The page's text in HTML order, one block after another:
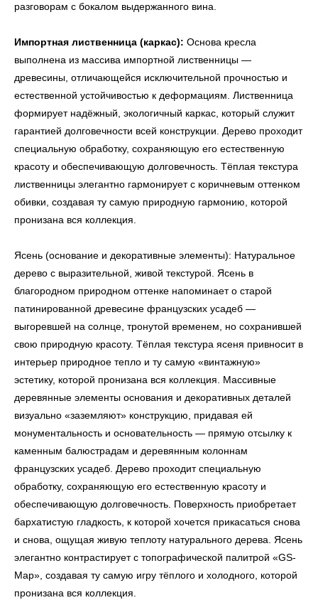
разговорам с бокалом выдержанного вина.
Импортная лиственница (каркас): Основа кресла
выполнена из массива импортной лиственницы —
древесины, отличающейся исключительной прочностью и
естественной устойчивостью к деформациям. Лиственница
формирует надёжный, экологичный каркас, который служит
гарантией долговечности всей конструкции. Дерево проходит
специальную обработку, сохраняющую его естественную
красоту и обеспечивающую долговечность. Тёплая текстура
лиственницы элегантно гармонирует с коричневым оттенком
обивки, создавая ту самую природную гармонию, которой
пронизана вся коллекция.
Ясень (основание и декоративные элементы): Натуральное
дерево с выразительной, живой текстурой. Ясень в
благородном природном оттенке напоминает о старой
патинированной древесине французских усадеб —
выгоревшей на солнце, тронутой временем, но сохранившей
свою природную красоту. Тёплая текстура ясеня привносит в
интерьер природное тепло и ту самую «винтажную»
эстетику, которой пронизана вся коллекция. Массивные
деревянные элементы основания и декоративных деталей
визуально «заземляют» конструкцию, придавая ей
монументальность и основательность — прямую отсылку к
каменным балюстрадам и деревянным колоннам
французских усадеб. Дерево проходит специальную
обработку, сохраняющую его естественную красоту и
обеспечивающую долговечность. Поверхность приобретает
бархатистую гладкость, к которой хочется прикасаться снова
и снова, ощущая живую теплоту натурального дерева. Ясень
элегантно контрастирует с топографической палитрой «GS-
Map», создавая ту самую игру тёплого и холодного, которой
пронизана вся коллекция.
УЗНАТЬ ПОДРОБНЕЕ
Панели
Сантехника
Свет
Декор БФ Возрождение
Блог
О нас
Мебель
Ковры